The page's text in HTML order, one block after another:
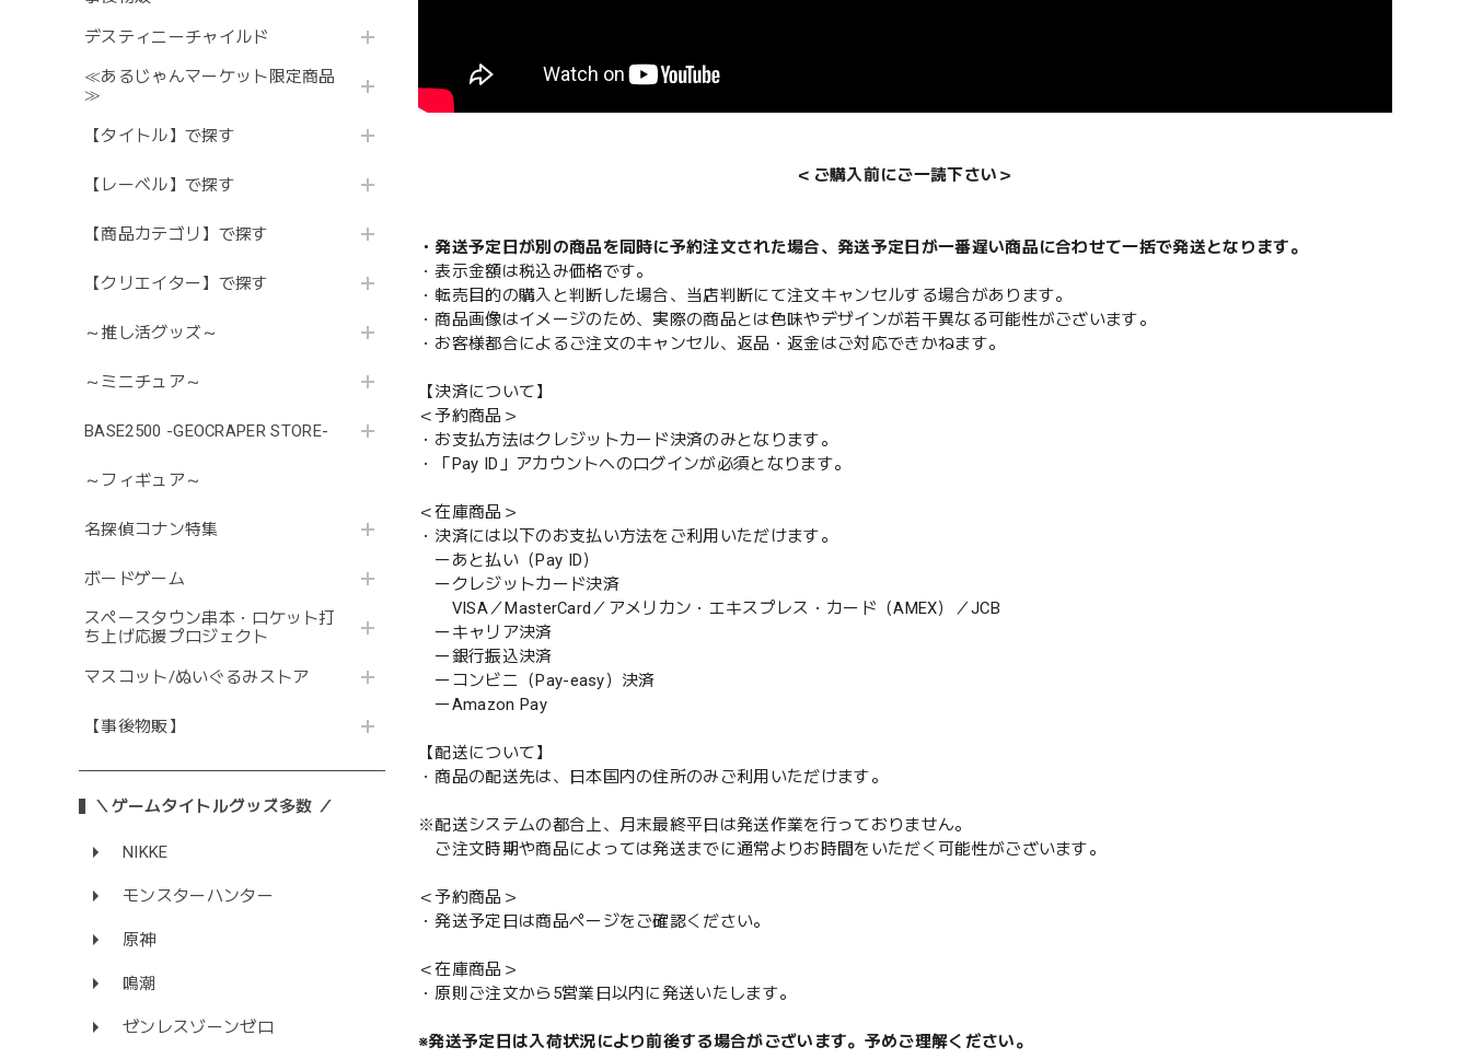
デスティニーチャイルド
≪あるじゃんマーケット限定商品
≫
【タイトル】で探す
【レーベル】で探す
【商品カテゴリ】で探す
【クリエイター】で探す
～推し活グッズ～
～ミニチュア～
BASE2500 -GEOCRAPER STORE-
～フィギュア～
名探偵コナン特集
ボードゲーム
スペースタウン串本・ロケット打
ち上げ応援プロジェクト
マスコット/ぬいぐるみストア
【事後物販】
＼ゲームタイトルグッズ多数 ／
NIKKE
モンスターハンター
原神
鳴潮
ゼンレスゾーンゼロ
＜ご購入前にご一読下さい＞
・発送予定日が別の商品を同時に予約注文された場合、発送予定日が一番遅い商品に合わせて一括で発送となります。
・表示金額は税込み価格です。
・転売目的の購入と判断した場合、当店判断にて注文キャンセルする場合があります。
・商品画像はイメージのため、実際の商品とは色味やデザインが若干異なる可能性がございます。
・お客様都合によるご注文のキャンセル、返品・返金はご対応できかねます。
【決済について】
＜予約商品＞
・お支払方法はクレジットカード決済のみとなります。
・「Pay ID」アカウントへのログインが必須となります。
＜在庫商品＞
・決済には以下のお支払い方法をご利用いただけます。
ーあと払い（Pay ID）
ークレジットカード決済
VISA／MasterCard／アメリカン・エキスプレス・カード（AMEX）／JCB
ーキャリア決済
ー銀行振込決済
ーコンビニ（Pay-easy）決済
ーAmazon Pay
【配送について】
・商品の配送先は、日本国内の住所のみご利用いただけます。
※配送システムの都合上、月末最終平日は発送作業を行っておりません。
ご注文時期や商品によっては発送までに通常よりお時間をいただく可能性がございます。
＜予約商品＞
・発送予定日は商品ページをご確認ください。
＜在庫商品＞
・原則ご注文から5営業日以内に発送いたします。
※発送予定日は入荷状況により前後する場合がございます。予めご理解ください。